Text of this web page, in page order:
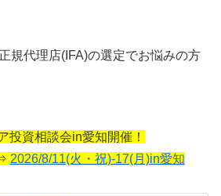
規代理店(IFA)の選定でお悩みの方
投資相談会in愛知開催！
2026/8/11(火・祝)-17(月)in愛知